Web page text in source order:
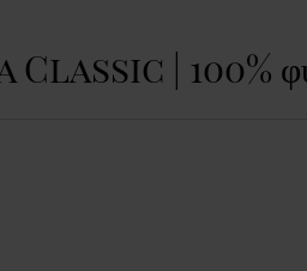
| 100%